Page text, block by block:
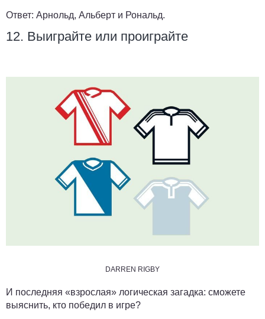
Ответ: Арнольд, Альберт и Рональд.
12. Выиграйте или проиграйте
DARREN RIGBY
И последняя «взрослая» логическая загадка: сможете
выяснить, кто победил в игре?